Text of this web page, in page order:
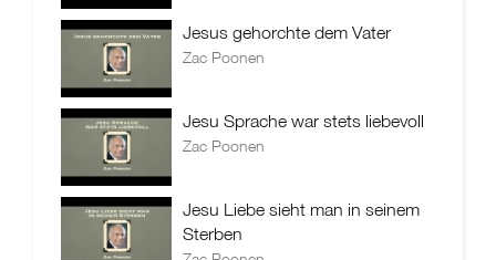
Jesus gehorchte dem Vater
Zac Poonen
Jesu Sprache war stets liebevoll
Zac Poonen
Jesu Liebe sieht man in seinem
Sterben